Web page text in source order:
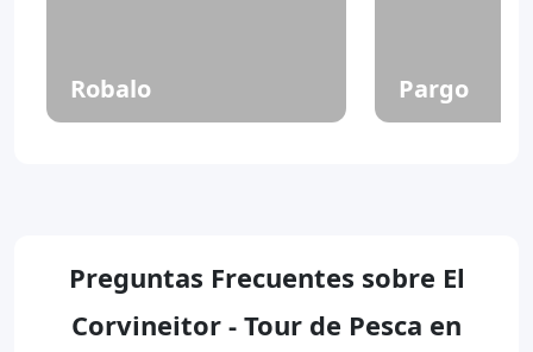
Robalo Pargo
Preguntas Frecuentes sobre El
Corvineitor - Tour de Pesca en